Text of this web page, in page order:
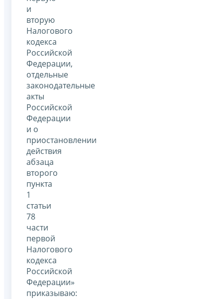
и
вторую
Налогового
кодекса
Российской
Федерации,
отдельные
законодательные
акты
Российской
Федерации
и о
приостановлении
действия
абзаца
второго
пункта
1
статьи
78
части
первой
Налогового
кодекса
Российской
Федерации»
приказываю: